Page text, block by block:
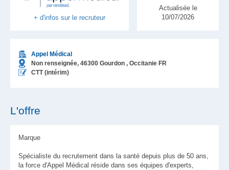
+ d'infos sur le recruteur
Appel Médical
Non renseignée, 46300 Gourdon , Occitanie FR
CTT (intérim)
Actualisée le
10/07/2026
L'offre
Marque
Spécialiste du recrutement dans la santé depuis plus de 50 ans,
la force d'Appel Médical réside dans ses équipes d'experts,